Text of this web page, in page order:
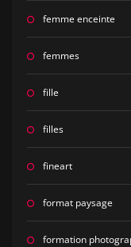
femme enceinte
femmes
fille
filles
fineart
format paysage
formation